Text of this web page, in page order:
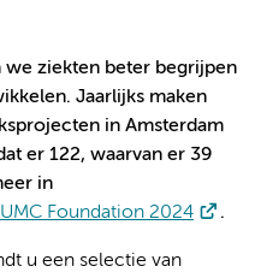
ziekten beter begrijpen
Jaarlijks maken
in Amsterdam
er 122, waarvan er 39
in
Foundation 2024
.
u een selectie van